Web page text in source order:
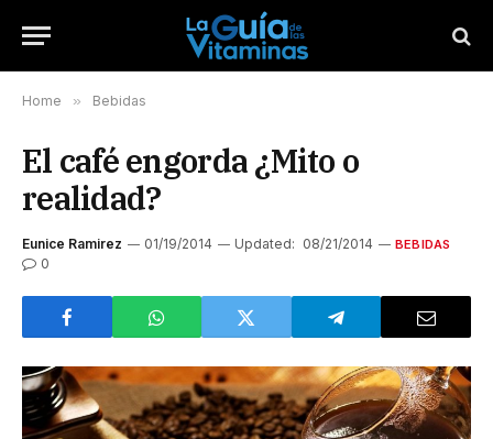
Home » Bebidas
El café engorda ¿Mito o
realidad?
Eunice Ramirez 01/19/2014 Updated: 08/21/2014 BEBIDAS
0